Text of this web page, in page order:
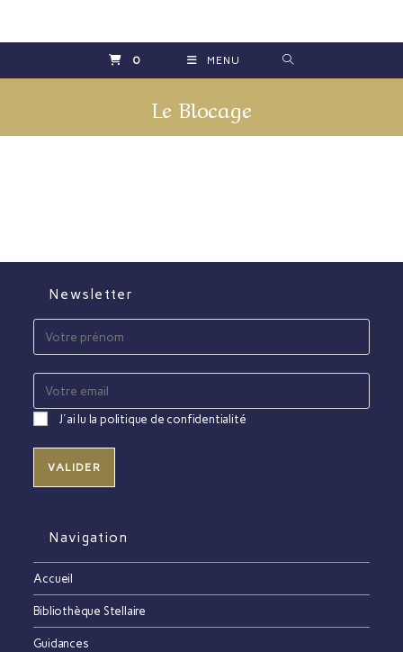
0 MENU
Le Blocage
Newsletter
J'ai lu la politique de confidentialité
Navigation
Accueil
Bibliothèque Stellaire
Guidances